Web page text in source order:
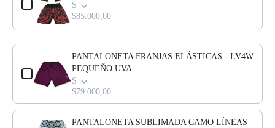
S
$85.000,00
PANTALONETA FRANJAS ELÁSTICAS - LV4W
PEQUEÑO UVA
S
$79.000,00
PANTALONETA SUBLIMADA CAMO LÍNEAS